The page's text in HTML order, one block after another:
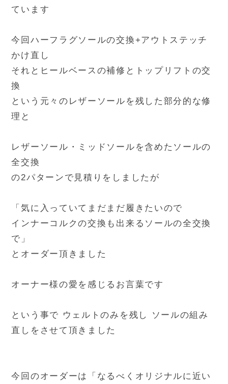
ています
今回ハーフラグソールの交換+アウトステッチ
かけ直し
それとヒールベースの補修とトップリフトの交
換
という元々のレザーソールを残した部分的な修
理と
レザーソール・ミッドソールを含めたソールの
全交換
の2パターンで見積りをしましたが
「気に入っていてまだまだ履きたいので
インナーコルクの交換も出来るソールの全交換
で」
とオーダー頂きました
オーナー様の愛を感じるお言葉です
という事で ウェルトのみを残し ソールの組み
直しをさせて頂きました
今回のオーダーは「なるべくオリジナルに近い